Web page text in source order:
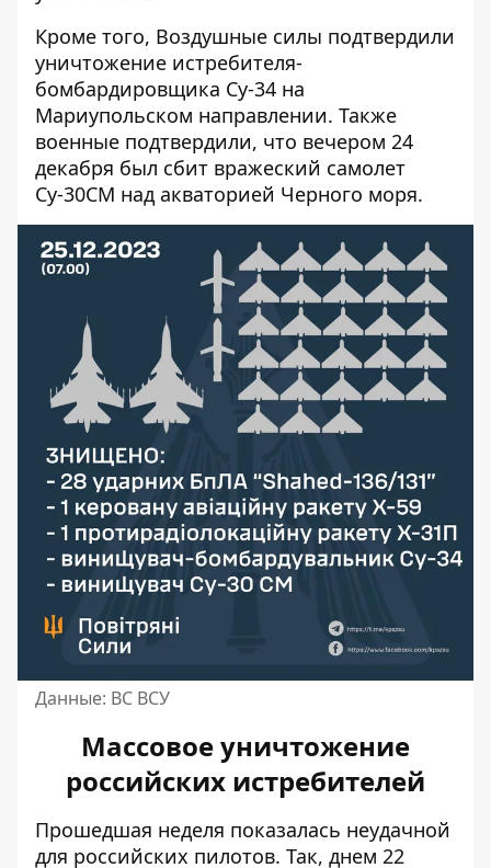
Кроме того, Воздушные силы подтвердили
уничтожение истребителя-
бомбардировщика Су-34 на
Мариупольском направлении. Также
военные подтвердили, что вечером 24
декабря был сбит вражеский самолет
Су-30СМ над акваторией Черного моря.
Данные: ВС ВСУ
Массовое уничтожение
российских истребителей
Прошедшая неделя показалась неудачной
для российских пилотов. Так, днем ​​22